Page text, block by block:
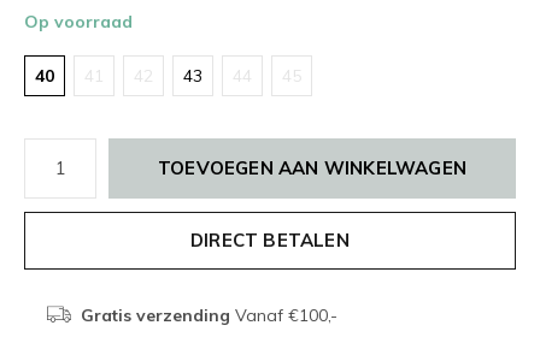
Op voorraad
40 41 42 43 44 45
TOEVOEGEN AAN WINKELWAGEN
DIRECT BETALEN
Gratis verzending Vanaf €100,-